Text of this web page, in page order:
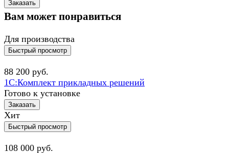
Заказать
Вам может понравиться
Для производства
Быстрый просмотр
88 200 руб.
1С:Комплект прикладных решений
Готово к установке
Заказать
Хит
Быстрый просмотр
108 000 руб.